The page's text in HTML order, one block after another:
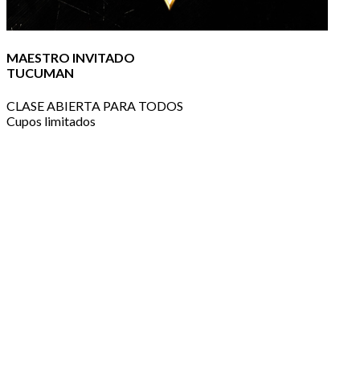
MAESTRO INVITADO
TUCUMAN
CLASE ABIERTA PARA TODOS
Cupos limitados